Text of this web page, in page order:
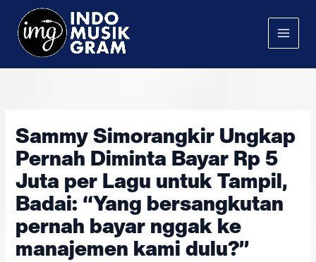
content
Sammy Simorangkir Ungkap
Pernah Diminta Bayar Rp 5
Juta per Lagu untuk Tampil,
Badai: “Yang bersangkutan
pernah bayar nggak ke
manajemen kami dulu?”